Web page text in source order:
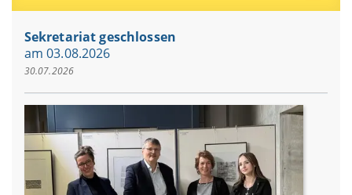
Sekretariat geschlossen
am 03.08.2026
30.07.2026